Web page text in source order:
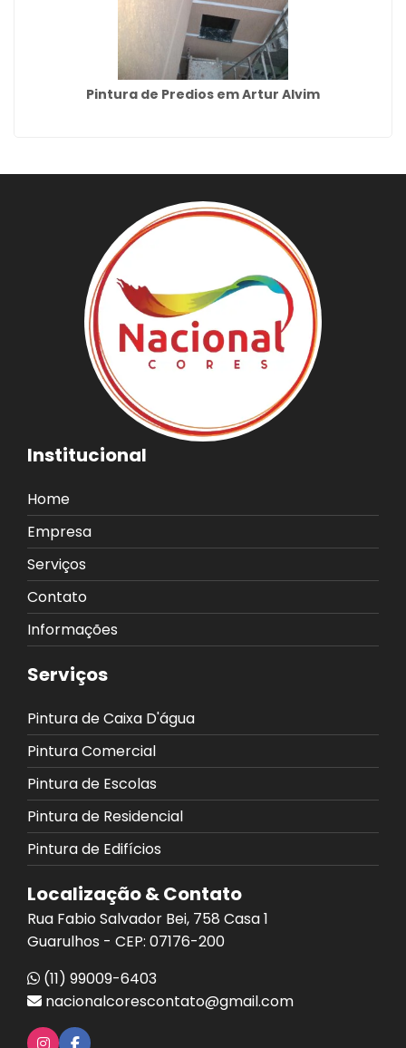
Pintura de Predios em Artur Alvim
Institucional
Home
Empresa
Serviços
Contato
Informações
Serviços
Pintura de Caixa D'água
Pintura Comercial
Pintura de Escolas
Pintura de Residencial
Pintura de Edifícios
Localização & Contato
Rua Fabio Salvador Bei, 758 Casa 1
Guarulhos - CEP: 07176-200
(11) 99009-6403
nacionalcorescontato@gmail.com